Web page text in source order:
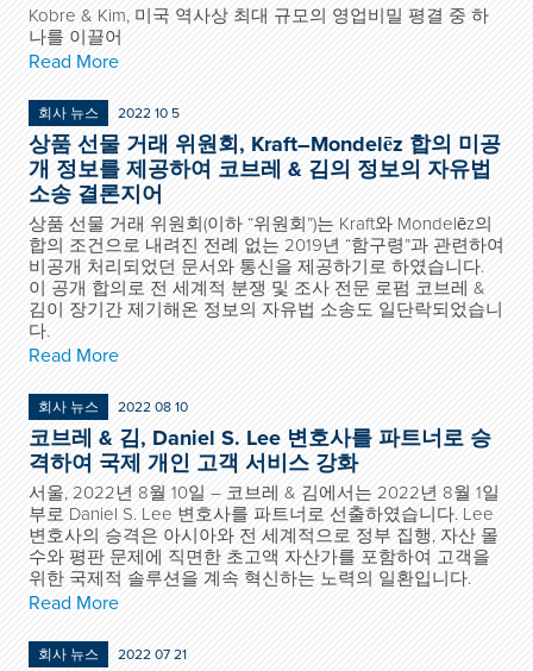
Kobre & Kim, 미국 역사상 최대 규모의 영업비밀 평결 중 하
나를 이끌어
Read More
회사 뉴스 2022 10 5
상품 선물 거래 위원회, Kraft–Mondelēz 합의 미공
개 정보를 제공하여 코브레 & 김의 정보의 자유법
소송 결론지어
상품 선물 거래 위원회(이하 “위원회”)는 Kraft와 Mondelēz의
합의 조건으로 내려진 전례 없는 2019년 “함구령”과 관련하여
비공개 처리되었던 문서와 통신을 제공하기로 하였습니다.
이 공개 합의로 전 세계적 분쟁 및 조사 전문 로펌 코브레 &
김이 장기간 제기해온 정보의 자유법 소송도 일단락되었습니
다.
Read More
회사 뉴스 2022 08 10
코브레 & 김, Daniel S. Lee 변호사를 파트너로 승
격하여 국제 개인 고객 서비스 강화
서울, 2022년 8월 10일 – 코브레 & 김에서는 2022년 8월 1일
부로 Daniel S. Lee 변호사를 파트너로 선출하였습니다. Lee
변호사의 승격은 아시아와 전 세계적으로 정부 집행, 자산 몰
수와 평판 문제에 직면한 초고액 자산가를 포함하여 고객을
위한 국제적 솔루션을 계속 혁신하는 노력의 일환입니다.
Read More
회사 뉴스 2022 07 21